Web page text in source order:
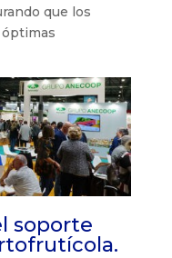
que los
soporte